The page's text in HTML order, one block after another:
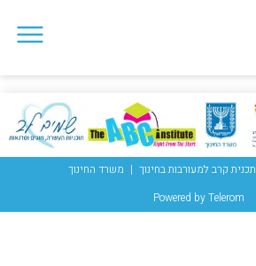
תכנית קרב למעורבות בחינוך
משרד החינוך
Powered by Telerom